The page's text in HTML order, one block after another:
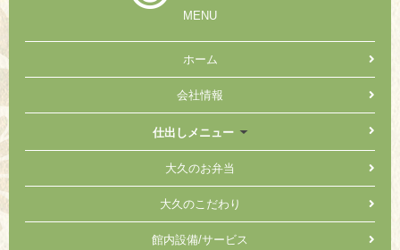
MENU
ホーム
会社情報
仕出しメニュー
大久のお弁当
大久のこだわり
館内設備/サービス